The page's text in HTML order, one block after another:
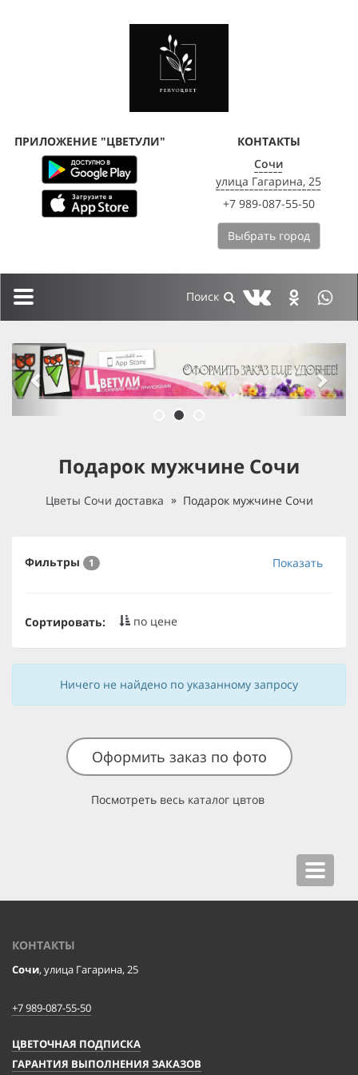
ПРИЛОЖЕНИЕ "ЦВЕТУЛИ"
КОНТАКТЫ
Сочи
улица Гагарина, 25
+7 989-087-55-50
Выбрать город
Toggle
previous
Подарок мужчине Сочи
Цветы Сочи доставка Подарок мужчине Сочи
Фильтры 1 Показать
Сортировать: по цене
Ничего не найдено по указанному запросу
Оформить заказ по фото
Посмотреть весь каталог цвтов
Toggle
КОНТАКТЫ
Сочи, улица Гагарина, 25
+7 989-087-55-50
ЦВЕТОЧНАЯ ПОДПИСКА
ГАРАНТИЯ ВЫПОЛНЕНИЯ ЗАКАЗОВ